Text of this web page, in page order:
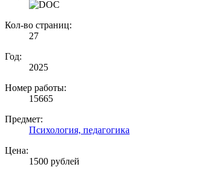
Кол-во страниц:
27
Год:
2025
Номер работы:
15665
Предмет:
Психология, педагогика
Цена:
1500 рублей